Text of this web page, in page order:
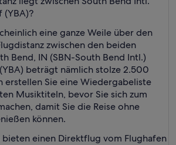
(YBA)?
eine ganze Weile über den
zwischen den beiden
Bend, IN (SBN-South Bend Intl.)
beträgt nämlich stolze 2.500
erstellen Sie eine Wiedergabeliste
Musiktiteln, bevor Sie sich zum
damit Sie die Reise ohne
können.
bieten einen Direktflug vom Flughafen